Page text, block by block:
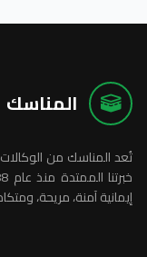
المناسك
تُعد المناسك من
إيمانية آمنة، مريحة،